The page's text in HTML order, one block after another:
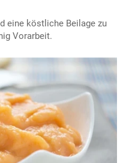
eine köstliche Beilage zu
Vorarbeit.